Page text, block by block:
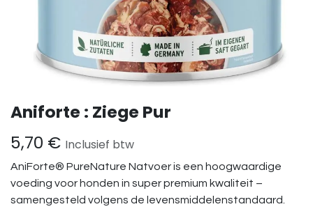
Aniforte : Ziege Pur
5,70 € Inclusief btw
AniForte® PureNature Natvoer is een hoogwaardige
voeding voor honden in super premium kwaliteit –
samengesteld volgens de levensmiddelenstandaard.